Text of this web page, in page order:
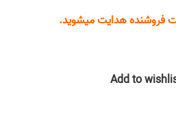
فروشنده هدایت میشوید.
Add to